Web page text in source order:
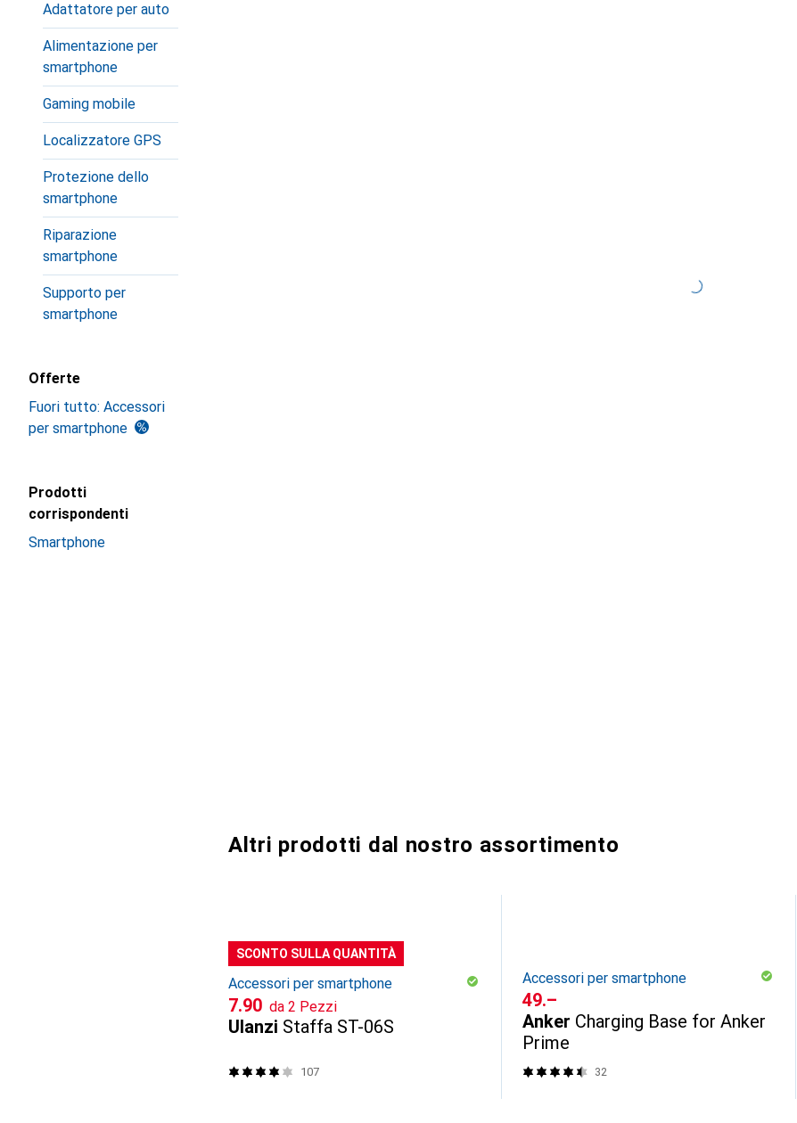
Adattatore per auto
Alimentazione per
smartphone
Gaming mobile
Localizzatore GPS
Protezione dello
smartphone
Riparazione
smartphone
Supporto per
smartphone
Offerte
Fuori tutto: Accessori
per smartphone
Prodotti
corrispondenti
Smartphone
Altri prodotti dal nostro assortimento
SCONTO SULLA QUANTITÀ
Accessori per smartphone
CHF
7.90 da 2 Pezzi
Ulanzi Staffa ST-06S
107
Accessori per smartphone
CHF
49.–
Anker Charging Base for Anker
Prime
32